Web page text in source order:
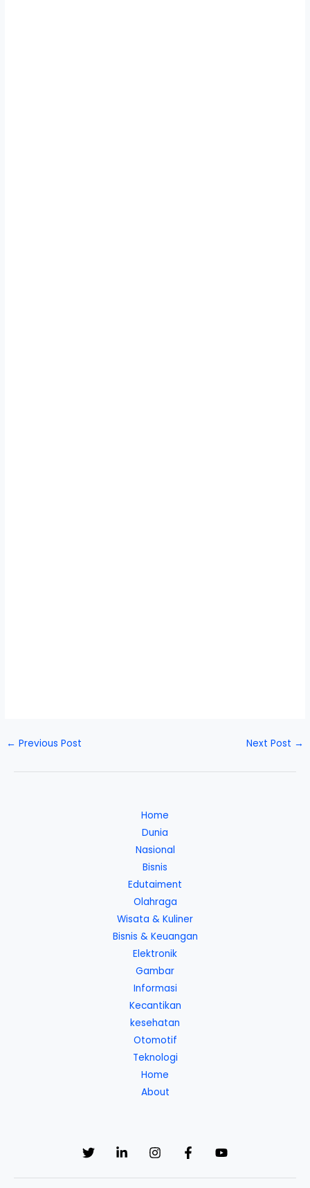
← Previous Post Next Post →
Home
Dunia
Nasional
Bisnis
Edutaiment
Olahraga
Wisata & Kuliner
Bisnis & Keuangan
Elektronik
Gambar
Informasi
Kecantikan
kesehatan
Otomotif
Teknologi
Home
About